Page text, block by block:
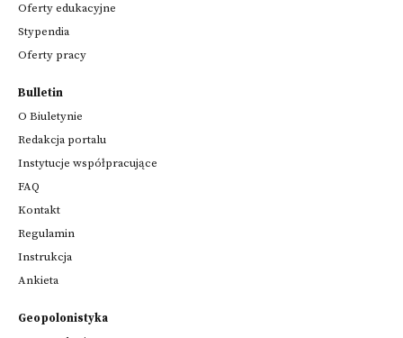
Oferty edukacyjne
Stypendia
Oferty pracy
Bulletin
O Biuletynie
Redakcja portalu
Instytucje współpracujące
FAQ
Kontakt
Regulamin
Instrukcja
Ankieta
Geopolonistyka